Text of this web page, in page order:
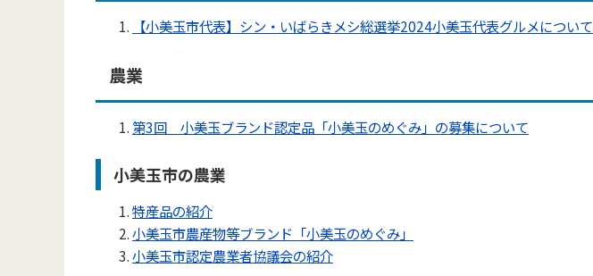
【小美玉市代表】シン・いばらきメシ総選挙2024小美玉代表グルメについて
農業
第3回 小美玉ブランド認定品「小美玉のめぐみ」の募集について
小美玉市の農業
特産品の紹介
小美玉市農産物等ブランド「小美玉のめぐみ」
小美玉市認定農業者協議会の紹介